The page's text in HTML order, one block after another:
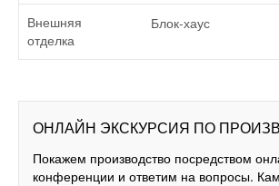
Внешняя
отделка
Блок-хаус
ОНЛАЙН ЭКСКУРСИЯ ПО
Покажем производство посредством
конференции и ответим на вопросы.